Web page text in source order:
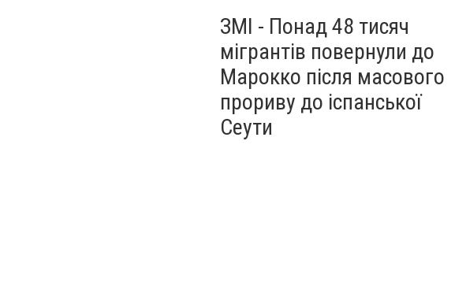
ЗМІ - Понад 48 тисяч
мігрантів повернули до
Марокко після масового
прориву до іспанської
Сеути